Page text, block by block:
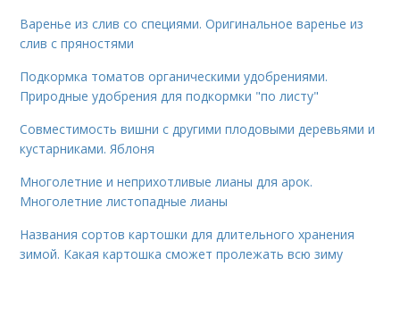
Варенье из слив со специями. Оригинальное варенье из
слив с пряностями
Подкормка томатов органическими удобрениями.
Природные удобрения для подкормки "по листу"
Совместимость вишни с другими плодовыми деревьями и
кустарниками. Яблоня
Многолетние и неприхотливые лианы для арок.
Многолетние листопадные лианы
Названия сортов картошки для длительного хранения
зимой. Какая картошка сможет пролежать всю зиму